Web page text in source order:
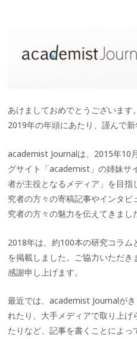
あけましておめでとうございます。
2019年の年頭にあたり、謹んで新
academist Journalは、2015年10
グサイト「academist」の姉妹サ
者が主役となるメディア」を目
究者の方々の寄稿記事やインタ
究者の方々の魅力を伝えてきまし
2018年は、約100本の研究コラ
を掲載しました。ご協力いただき
感謝申し上げます。
最近では、academist Journalが
れたり、大手メディアで取り上
たりなど、記事を書くことによっ